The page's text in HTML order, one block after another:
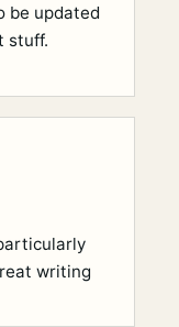
be updated
stuff.
writing